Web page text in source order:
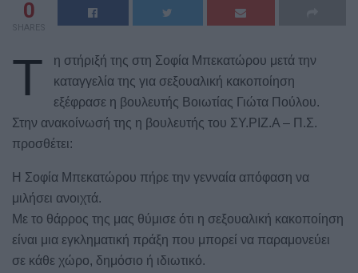
0
SHARES
Τ
η στήριξή της στη Σοφία Μπεκατώρου μετά την
καταγγελία της για σεξουαλική κακοποίηση
εξέφρασε η βουλευτής Βοιωτίας Γιώτα Πούλου.
Στην ανακοίνωσή της η βουλευτής του ΣΥ.ΡΙΖ.Α – Π.Σ.
προσθέτει:
Η Σοφία Μπεκατώρου πήρε την γενναία απόφαση να
μιλήσει ανοιχτά.
Με το θάρρος της μας θύμισε ότι η σεξουαλική κακοποίηση
είναι μια εγκληματική πράξη που μπορεί να παραμονεύει
σε κάθε χώρο, δημόσιο ή ιδιωτικό.